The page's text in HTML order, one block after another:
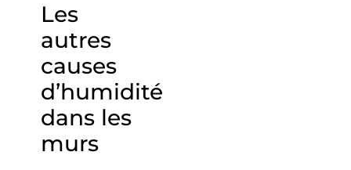
Les
autres
causes
d’humidité
dans les
murs